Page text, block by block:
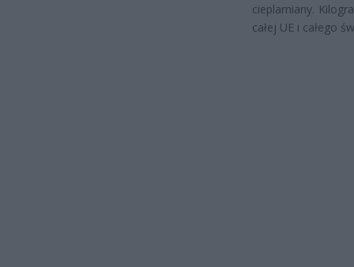
cieplarniany.
całej UE i całego